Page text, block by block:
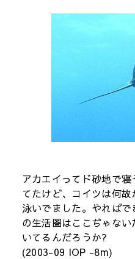
アカエイってド砂地で
てたけど、コイツは何
泳いでました。やれば
の生活圏はここぢゃな
いてるんだろうか?
(2003-09 IOP -8m)